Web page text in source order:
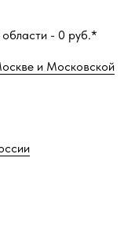
- 0 руб.*
и Московской